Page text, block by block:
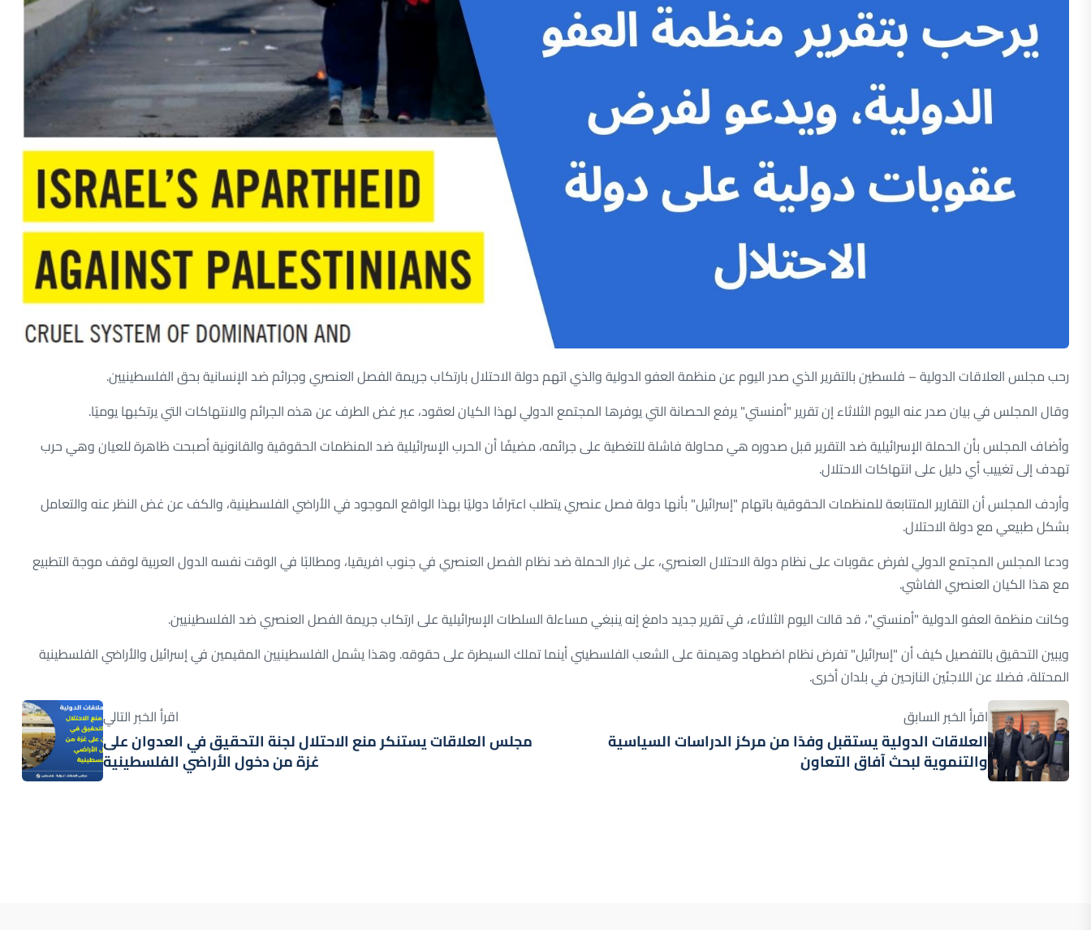
من يحسم صراع النفوذ داخل مؤسسات الاتحاد الأوروبي؟
5 أسئلة تشرح قرار مجلس الأمن بشأن غزة
سياسيون أميركيون يتحدون أيباك: كسرٌ للمحرّمات بمواجهة اللوبي الأقوى
خطط تفكيك الأونروا تهدد ملايين الفلسطينيين
"الهاسبارا" في ثوبها الجديد: كيف تستخدم "إسرائيل" الذكاء الاصطناعي لإعادة هندسة الجمهور
ما وراء انتفاضة أوروبا ضد إسرائيل
لماذا يتميّز موقف إسبانيا في دعم فلسطين؟
كونولي رئيسة لأيرلندا: انتصار لفلسطين.. وهزيمة للوبي الصهيوني
انكسار التأييد الأميركي المطلق لإسرائيل
أفريقيا في مواجهة إسرائيل.. عامان من المواقف الراسخة تجاه غزة
إسبانيا وإسرائيل.. تاريخ من العلاقات المضطربة
صناديق استثمار كبرى وجامعات ودول تسحب استثماراتها من إسرائيل بسبب الحرب على غزة
كيف أخضعت "7 أكتوبر" العلاقات الأميركية الإسرائيلية للمراجعة؟
ما الفروقات في خطة ترامب التي قُدمت للعرب وعدلت لاحقا لإرضاء نتنياهو؟
فايننشال تايمز: كيف أصبح مايك هاكابي المعمداني الإنجيلي من أشد المدافعين عن إسرائيل ونتنياهو؟
"العزلة الدولية" تطارد إسرائيل مع استمرار حرب غزة والاعتراف الواسع بدولة فلسطين
س/ج | من سيتحدث في الجمعية العامة للأمم المتحدة وما هو جدول أعمالها؟
ماذا نعرف عن مجلس الدفاع المشترك الخليجي بعد أسبوع من قصف قطر؟
المقاطعة الاقتصادية لإسرائيل.. من الاحتجاج إلى أداة ضغط مؤسسي
كيف يستفيد الاحتلال الإسرائيلي من صادرات أسلحته لتجنب العقوبات الدولية؟
تركيا وإسرائيل بعد قطع العلاقات.. مواجهة مسلحة أم تنافس إقليمي؟
رحب مجلس العلاقات الدولية – فلسطين بالتقرير الذي صدر اليوم عن منظمة العفو الدولية والذي اتهم دولة الاحتلال بارتكاب جريمة الفصل العنصري وجرائم ضد الإنسانية بحق الفلسطينيين.
وقال المجلس في بيان صدر عنه اليوم الثلاثاء إن تقرير "أمنستي" يرفع الحصانة التي يوفرها المجتمع الدولي لهذا الكيان لعقود، عبر غض الطرف عن هذه الجرائم والانتهاكات التي يرتكبها يوميًا.
وأضاف المجلس بأن الحملة الإسرائيلية ضد التقرير قبل صدوره هي محاولة فاشلة للتغطية على جرائمه، مضيفًا أن الحرب الإسرائيلية ضد المنظمات الحقوقية والقانونية أصبحت ظاهرة للعيان وهي حرب
تهدف إلى تغييب أي دليل على انتهاكات الاحتلال.
وأردف المجلس أن التقارير المتتابعة للمنظمات الحقوقية باتهام "إسرائيل" بأنها دولة فصل عنصري يتطلب اعترافًا دوليًا بهذا الواقع الموجود في الأراضي الفلسطينية، والكف عن غض النظر عنه والتعامل
بشكل طبيعي مع دولة الاحتلال.
ودعا المجلس المجتمع الدولي لفرض عقوبات على نظام دولة الاحتلال العنصري، على غرار الحملة ضد نظام الفصل العنصري في جنوب افريقيا، ومطالبًا في الوقت نفسه الدول العربية لوقف موجة التطبيع
مع هذا الكيان العنصري الفاشي.
وكانت منظمة العفو الدولية "أمنستي"، قد قالت اليوم الثلاثاء، في تقرير جديد دامغ إنه ينبغي مساءلة السلطات الإسرائيلية على ارتكاب جريمة الفصل العنصري ضد الفلسطينيين.
ويبين التحقيق بالتفصيل كيف أن "إسرائيل" تفرض نظام اضطهاد وهيمنة على الشعب الفلسطيني أينما تملك السيطرة على حقوقه. وهذا يشمل الفلسطينيين المقيمين في إسرائيل والأراضي الفلسطينية
المحتلة، فضلا عن اللاجئين النازحين في بلدان أخرى.
اقرأ الخبر السابق
العلاقات الدولية يستقبل وفدًا من مركز الدراسات السياسية
والتنموية لبحث آفاق التعاون
اقرأ الخبر التالي
مجلس العلاقات يستنكر منع الاحتلال لجنة التحقيق في العدوان على
غزة من دخول الأراضي الفلسطينية